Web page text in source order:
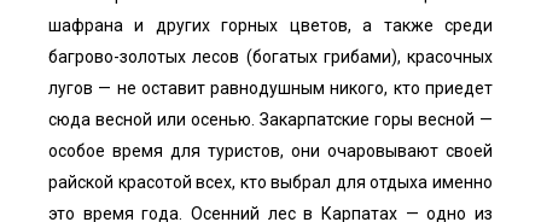
шафрана и других горных цветов, а также среди
багрово-золотых лесов (богатых грибами), красочных
лугов — не оставит равнодушным никого, кто приедет
сюда весной или осенью. Закарпатские горы весной —
особое время для туристов, они очаровывают своей
райской красотой всех, кто выбрал для отдыха именно
это время года. Осенний лес в Карпатах — одно из